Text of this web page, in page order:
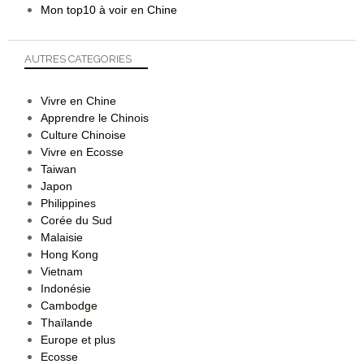
Mon top10 à voir en Chine
AUTRES CATEGORIES
Vivre en Chine
Apprendre le Chinois
Culture Chinoise
Vivre en Ecosse
Taiwan
Japon
Philippines
Corée du Sud
Malaisie
Hong Kong
Vietnam
Indonésie
Cambodge
Thaïlande
Europe et plus
Ecosse